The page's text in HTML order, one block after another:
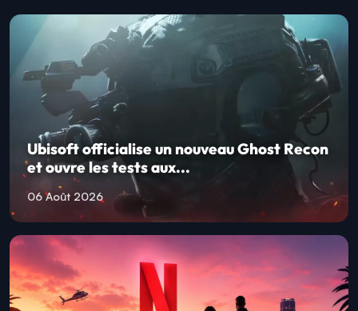
Ubisoft officialise un nouveau Ghost Recon
et ouvre les tests aux...
06 Août 2026